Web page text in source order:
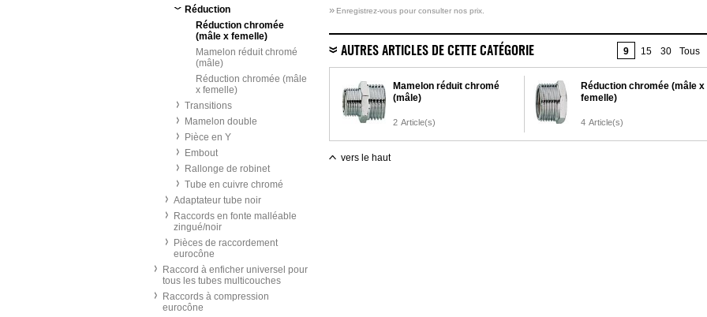
Réduction
Réduction chromée
(mâle x femelle)
Mamelon réduit chromé
(mâle)
Réduction chromée (mâle
x femelle)
Transitions
Mamelon double
Pièce en Y
Embout
Rallonge de robinet
Tube en cuivre chromé
Adaptateur tube noir
Raccords en fonte malléable
zingué/noir
Pièces de raccordement
eurocône
Raccord à enficher universel pour
tous les tubes multicouches
Raccords à compression
eurocône
» Enregistrez-vous pour consulter nos prix.
AUTRES ARTICLES DE CETTE CATÉGORIE 9 15 30 Tous
Mamelon réduit chromé
(mâle)
2 Article(s)
Réduction chromée (mâle x
femelle)
4 Article(s)
vers le haut